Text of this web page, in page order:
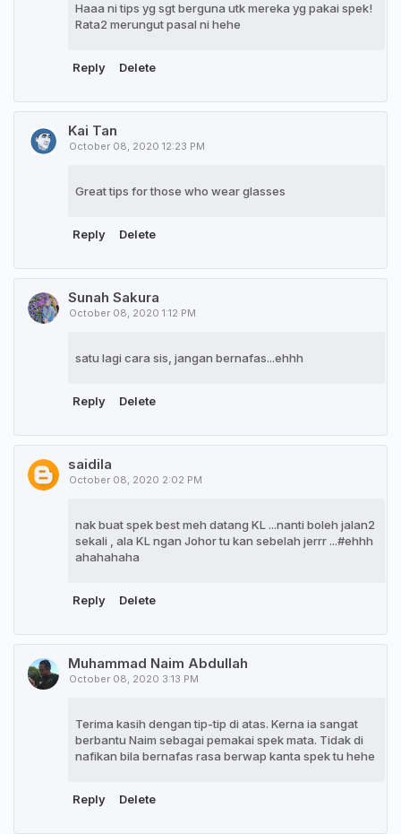
Haaa ni tips yg sgt berguna utk mereka yg pakai spek!
Rata2 merungut pasal ni hehe
Reply Delete
Kai Tan
October 08, 2020 12:23 PM
Great tips for those who wear glasses
Reply Delete
Sunah Sakura
October 08, 2020 1:12 PM
satu lagi cara sis, jangan bernafas...ehhh
Reply Delete
saidila
October 08, 2020 2:02 PM
nak buat spek best meh datang KL ...nanti boleh jalan2
sekali , ala KL ngan Johor tu kan sebelah jerrr ...#ehhh
ahahahaha
Reply Delete
Muhammad Naim Abdullah
October 08, 2020 3:13 PM
Terima kasih dengan tip-tip di atas. Kerna ia sangat
berbantu Naim sebagai pemakai spek mata. Tidak di
nafikan bila bernafas rasa berwap kanta spek tu hehe
Reply Delete